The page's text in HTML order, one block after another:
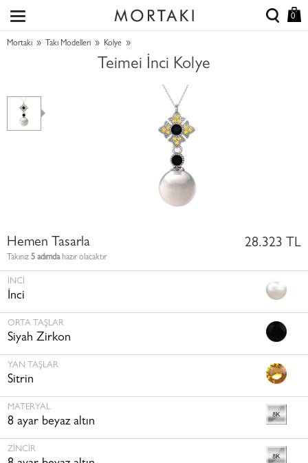
0
Mortakı » Takı Modelleri » Kolye »
Teimei İnci Kolye
Hemen Tasarla
Takınız 5 adımdahazır olacaktır
28.323 TL
İNCI
İnci
ORTA TAŞLAR
Siyah Zirkon
YAN TAŞLAR
Sitrin
MATERYAL
8 ayar beyaz altın
ZINCIR